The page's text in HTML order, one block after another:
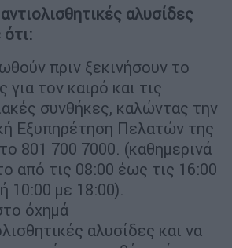
αλυσίδες
πριν ξεκινήσουν το
για τον καιρό και τις
συνθήκες, καλώντας την
Εξυπηρέτηση Πελατών της
801 700 7000. (καθημερινά
από τις 08:00 έως τις 16:00
10:00 με 18:00).
όχημά
αλυσίδες και να